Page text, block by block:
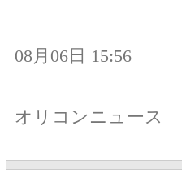
08月06日 15:56
オリコンニュース